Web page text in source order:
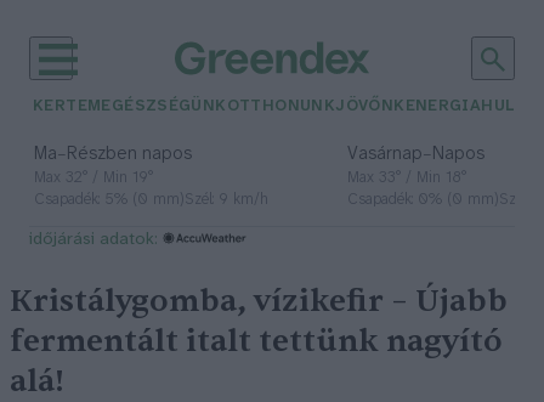
KERTEM EGÉSZSÉGÜNK OTTHONUNKJÖVŐNK ENERGIA
Ma– Részben napos
Max 32° / Min 19°
Csapadék: 5% (0 mm)Szél: 9 km/h
Vasárnap– Napos
Max 33° / Min 18°
Csapadék: 0% (0 mm)Szél:
időjárási adatok:
Kristálygomba, vízikefir – Újabb
fermentált italt tettünk nagyító
alá!